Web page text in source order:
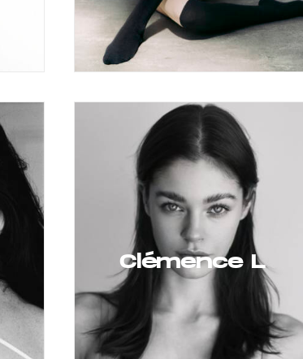
Clémence L